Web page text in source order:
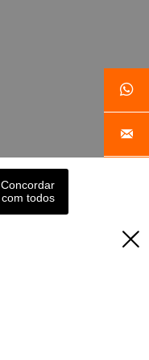



Concordar
com todos